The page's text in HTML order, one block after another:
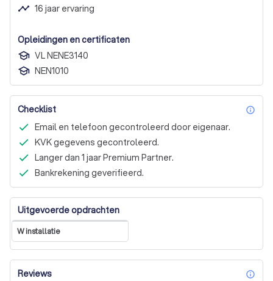
timeline 16 jaar ervaring
Opleidingen en certificaten
VL NENE3140
NEN1010
Checklist
Email en telefoon gecontroleerd door eigenaar.
KVK gegevens gecontroleerd.
Langer dan 1 jaar Premium Partner.
Bankrekening geverifieerd.
Uitgevoerde opdrachten
W installatie
Reviews